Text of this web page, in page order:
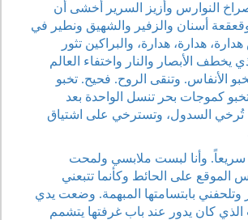
النوارس وأزيز السرير أخشى أن
أسنان والزفير والشهيق ونطير في
هدارة، هدارة، والبراكين تثور
يخطف الأبصار والنار واختفاء العالم
الأنفاس. وتنقى الروح. فحيح. تخبو
تخبو كموجات بحر تنسل الواحدة بعد
تُرخي السدول، وتسترخي على اشتياق
وأنا لبست ملابسي ولمحت
الموقع على الحائط وكأنما تتبعني
وتلحفني بابتسامتها المبهمة. وضعت يدي
كان يدور عند باب غرفتها يتشمم